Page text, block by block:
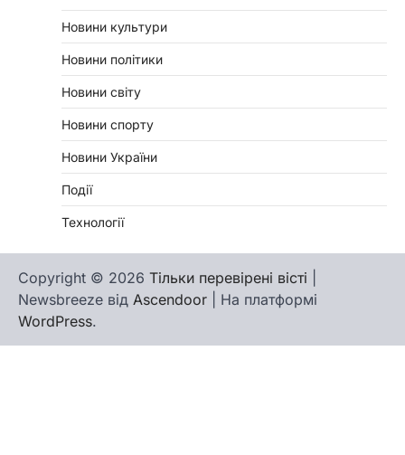
Новини культури
Новини політики
Новини світу
Новини спорту
Новини України
Події
Технології
Copyright © 2026 Тільки перевірені вісті
Newsbreeze від Ascendoor | На платформі
WordPress.